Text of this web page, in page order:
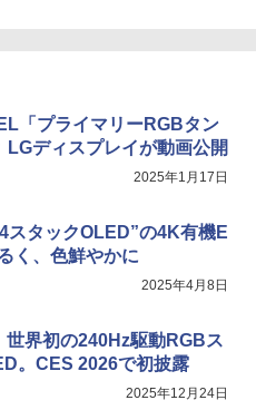
「プライマリーRGBタン
LGディスプレイが動画公開
2025年1月17日
スタックOLED”の4K有機E
く、色鮮やかに
2025年4月8日
世界初の240Hz駆動RGBス
。CES 2026で初披露
2025年12月24日